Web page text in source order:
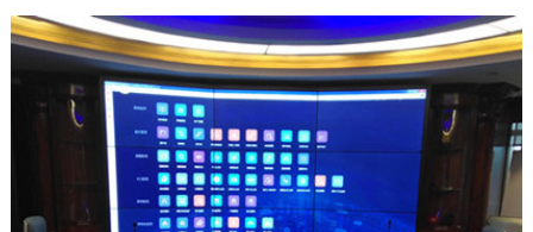
公司新闻| 2026-05-21
军队资产管理变革：从“静态账本”到“动态